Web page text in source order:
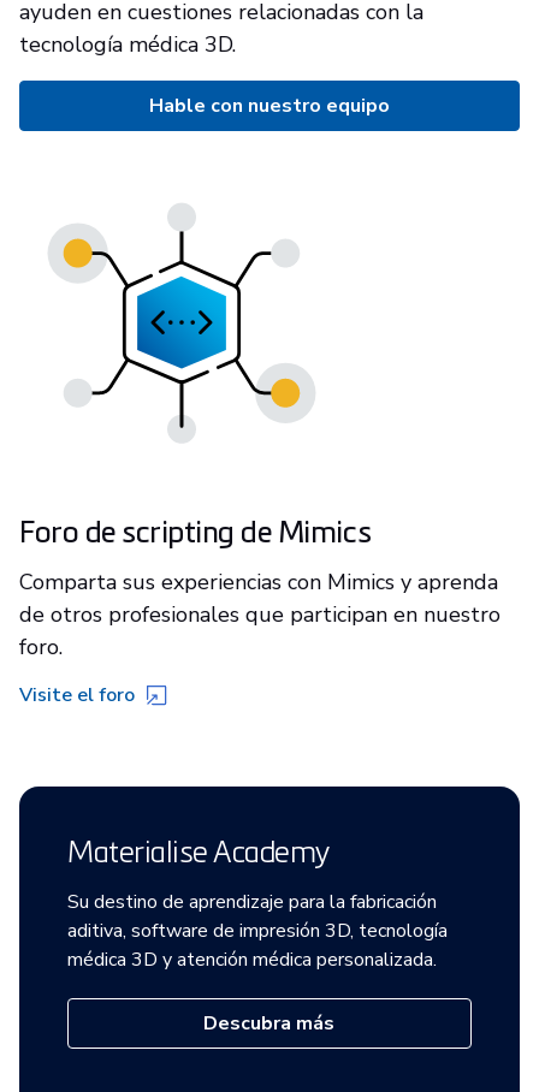
ayuden en cuestiones relacionadas con la
tecnología médica 3D.
Hable con nuestro equipo
Foro de scripting de Mimics
Comparta sus experiencias con Mimics y aprenda
de otros profesionales que participan en nuestro
foro.
Visite el foro
Materialise Academy
Su destino de aprendizaje para la fabricación
aditiva, software de impresión 3D, tecnología
médica 3D y atención médica personalizada.
Descubra más